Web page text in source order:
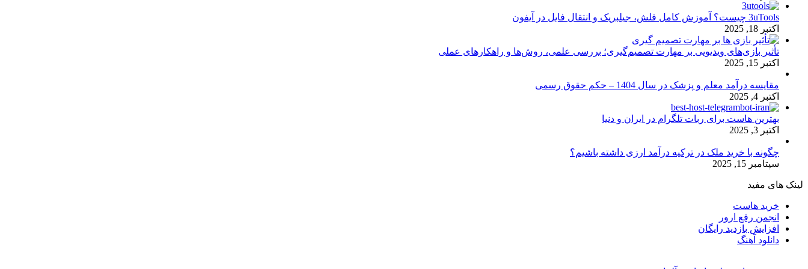
3uTools چیست؟ آموزش کامل فلش، جیلبریک و انتقال فایل در آیفون
اکتبر 18, 2025
تأثیر بازی‌های ویدیویی بر مهارت تصمیم‌گیری؛ بررسی علمی، روش‌ها و راهکارهای عملی
اکتبر 15, 2025
مقایسه درآمد معلم و پزشک در سال 1404 – حکم حقوق رسمی
اکتبر 4, 2025
بهترین هاست برای ربات تلگرام در ایران و دنیا
اکتبر 3, 2025
چگونه با خرید ملک در ترکیه درآمد ارزی داشته باشیم؟
سپتامبر 15, 2025
لینک های مفید
خرید هاست
انجمن رفع ارور
افزایش بازدید رایگان
دانلود آهنگ